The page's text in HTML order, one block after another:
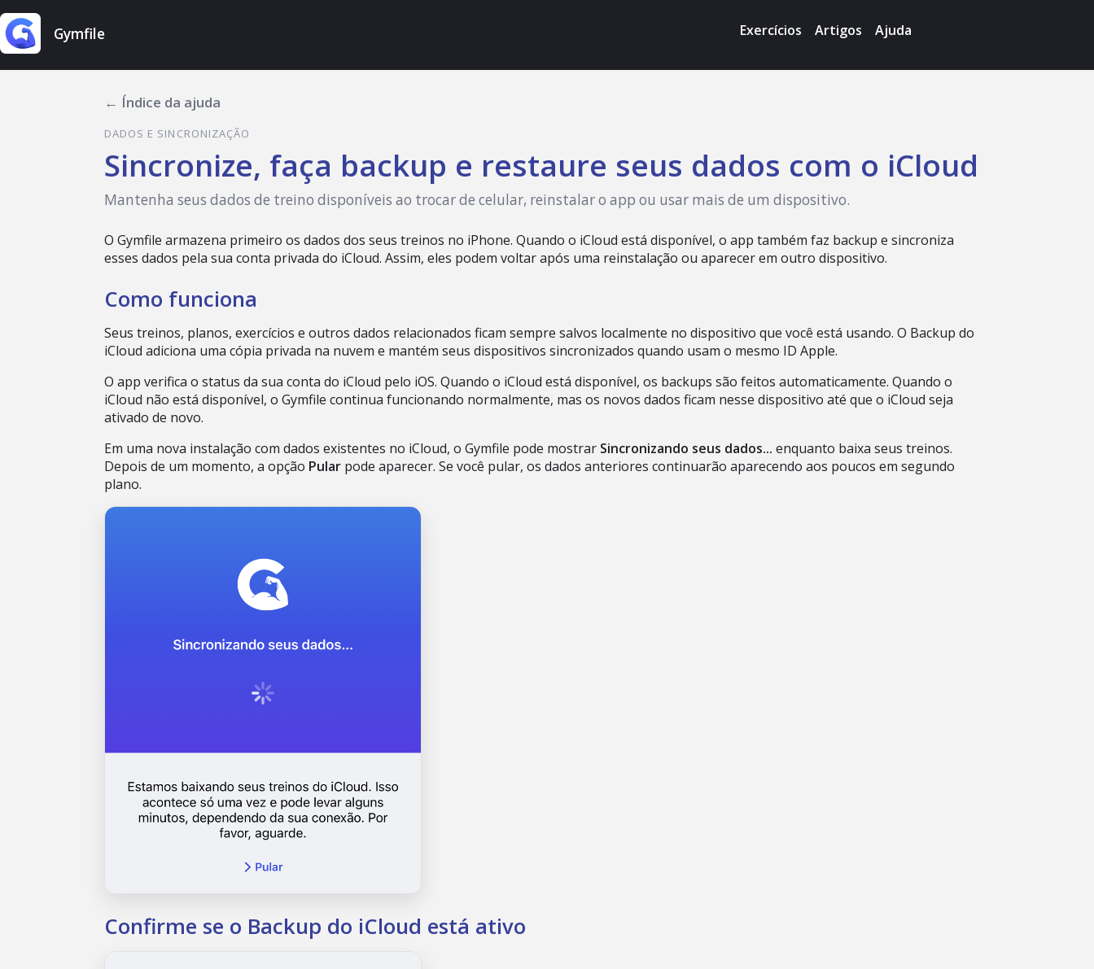
Gymfile Exercícios Artigos Ajuda
← Índice da ajuda
DADOS E SINCRONIZAÇÃO
Sincronize, faça backup e restaure seus dados com o iCloud
Mantenha seus dados de treino disponíveis ao trocar de celular, reinstalar o app ou usar mais de um dispositivo.
O Gymfile armazena primeiro os dados dos seus treinos no iPhone. Quando o iCloud está disponível, o app também faz backup e sincroniza
esses dados pela sua conta privada do iCloud. Assim, eles podem voltar após uma reinstalação ou aparecer em outro dispositivo.
Como funciona
Seus treinos, planos, exercícios e outros dados relacionados ficam sempre salvos localmente no dispositivo que você está usando. O Backup do
iCloud adiciona uma cópia privada na nuvem e mantém seus dispositivos sincronizados quando usam o mesmo ID Apple.
O app verifica o status da sua conta do iCloud pelo iOS. Quando o iCloud está disponível, os backups são feitos automaticamente. Quando o
iCloud não está disponível, o Gymfile continua funcionando normalmente, mas os novos dados ficam nesse dispositivo até que o iCloud seja
ativado de novo.
Em uma nova instalação com dados existentes no iCloud, o Gymfile pode mostrar Sincronizando seus dados... enquanto baixa seus treinos.
Depois de um momento, a opção Pular pode aparecer. Se você pular, os dados anteriores continuarão aparecendo aos poucos em segundo
plano.
Confirme se o Backup do iCloud está ativo